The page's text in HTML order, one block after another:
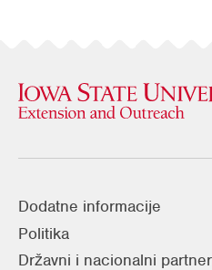
Dodatne informacije
Politika
Državni i nacionalni